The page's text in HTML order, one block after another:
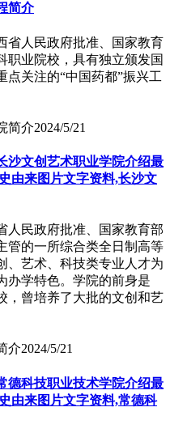
简介
省人民政府批准、国家教育
职业院校，具有独立颁发国
点关注的“中国药都”振兴工
简介2024/5/21
沙文创艺术职业学院介绍最
由来图片文字资料,长沙文
人民政府批准、国家教育部
管的一所综合类全日制高等
、艺术、科技类专业人才为
办学特色。学院的前身是
，曾培养了大批的文创和艺
介2024/5/21
德科技职业技术学院介绍最
由来图片文字资料,常德科